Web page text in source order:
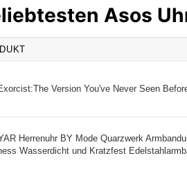
Asos
Version You've Never Seen
Herrenuhr BY Mode Quarzwerk
Wasserdicht und Kratzfest